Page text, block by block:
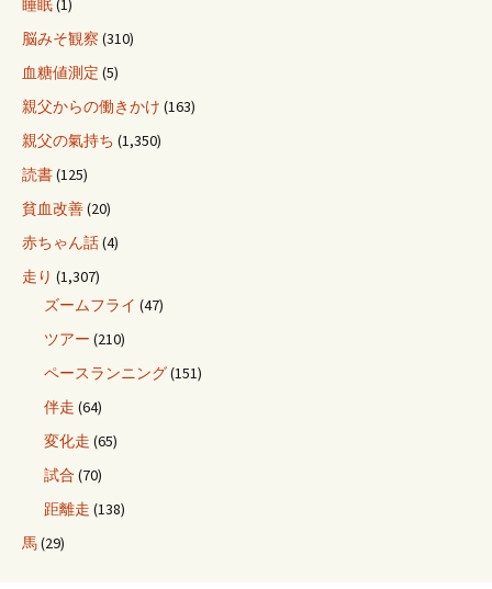
睡眠(1)
脳みそ観察 (310)
血糖値測定 (5)
親父からの働きかけ (163)
親父の氣持ち (1,350)
読書(125)
貧血改善(20)
赤ちゃん話(4)
走り (1,307)
ズームフライ (47)
ツアー (210)
ペースランニング(151)
伴走 (64)
変化走 (65)
試合 (70)
距離走 (138)
馬(29)